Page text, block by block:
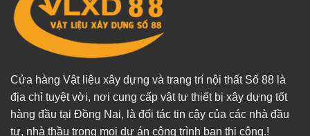
Cửa hàng Vật liệu xây dựng và trang trí nội thất Số 88 là
địa chỉ tuyệt vời, nơi cung cấp vật tư thiết bị xây dựng tốt
hàng đầu tại Đồng Nai, là đối tác tin cậy của các nhà đầu
tư, nhà thầu trong mọi dự án công trình bạn thi công.!